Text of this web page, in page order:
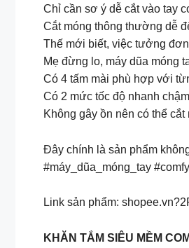
Chỉ cần sơ ý dễ cắt vào tay
Cắt móng thông thường dễ
Thế mới biết, việc tưởng
Mẹ đừng lo, máy dũa móng
Có 4 tấm mài phù hợp với
Có 2 mức tốc độ nhanh
Không gây ồn nên có thể
Đây chính là sản phẩm
#máy_dũa_móng_tay
Link sản phẩm:
KHĂN TẮM SIÊU MỀM